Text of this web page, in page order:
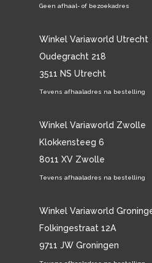
Geen afhaal- of bezoekadres
Winkel Variaworld Utrecht
Oudegracht 218
3511 NS Utrecht
Tevens afhaaladres na bestelling
Winkel Variaworld Zwolle
Klokkensteeg 6
8011 XV Zwolle
Tevens afhaaladres na bestelling
Winkel Variaworld
Folkingestraat 12A
9711 JW Groningen